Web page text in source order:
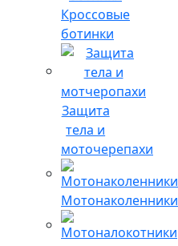
Кроссовые
ботинки
Защита
тела и
моточерепахи
Мотонаколенники